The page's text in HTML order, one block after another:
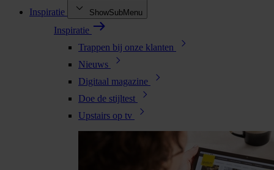
Inspiratie
ShowSubMenu
Inspiratie
Trappen bij onze klanten
Nieuws
Digitaal magazine
Doe de stijltest
Upstairs op tv